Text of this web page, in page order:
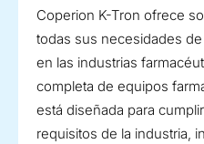
Coperion K-Tron ofrece
todas sus necesidades
en las industrias
completa de equipos
está diseñada para
requisitos de la industria,